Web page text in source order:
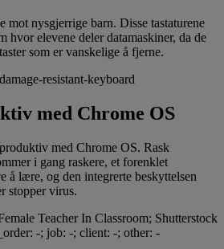
mot nysgjerrige barn. Disse tastaturene
hvor elevene deler datamaskiner, da de
som er vanskelige å fjerne.
med Chrome OS
med Chrome OS. Rask
i gang raskere, et forenklet
å lære, og den integrerte beskyttelsen
stopper virus.